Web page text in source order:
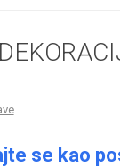
se kao